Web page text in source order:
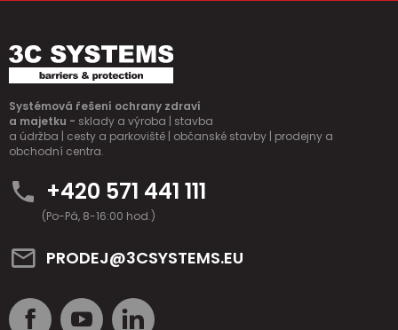
Systémová řešení ochrany zdraví
a majetku - sklady a výroba | stavba
a údržba | cesty a parkoviště | občanské stavby | prodejny a
obchodní centra.
+420 571 441 111
(Po-Pá, 8-16:00 hod.)
PRODEJ@3CSYSTEMS.EU